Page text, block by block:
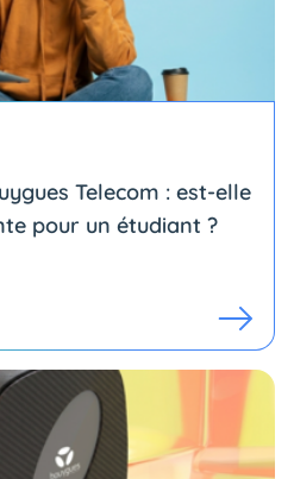
Telecom : est-elle
pour un étudiant ?